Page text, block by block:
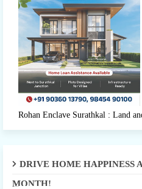
Rohan Enclave Surathkal : Land
DRIVE HOME HAPPINESS
MONTH!